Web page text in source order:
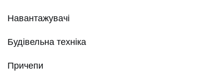
Навантажувачі
Будівельна техніка
Причепи